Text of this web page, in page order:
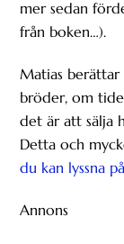
mer sedan
från boken…).
Matias
bröder, om
det är att sälja
Detta och
du kan lyssna
Annons